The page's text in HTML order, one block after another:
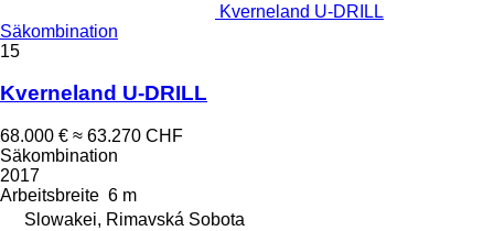
Kverneland U-DRILL
Säkombination
15
Kverneland U-DRILL
68.000 € ≈ 63.270 CHF
Säkombination
2017
Arbeitsbreite 6 m
Slowakei, Rimavská Sobota